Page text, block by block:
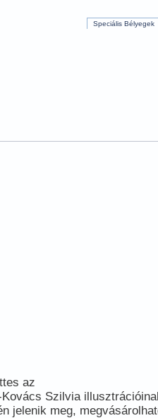
Speciális Bélyegek
az
Szilvia
jelenik meg,